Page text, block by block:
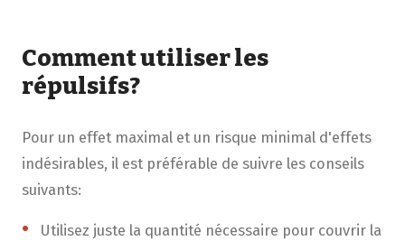
Comment utiliser les
répulsifs?
Pour un effet maximal et un risque minimal d'effets
indésirables, il est préférable de suivre les conseils
suivants:
Utilisez juste la quantité nécessaire pour couvrir la